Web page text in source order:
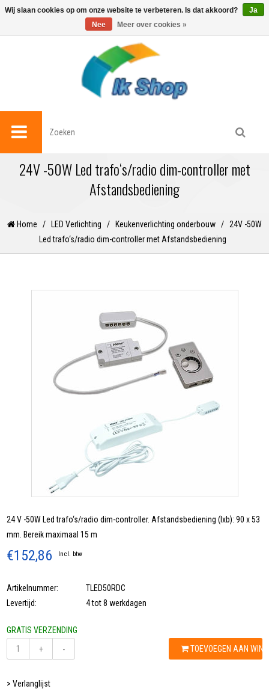
0
24V -50W Led trafo‘s/radio dim-controller met
Afstandsbediening
Home / LED Verlichting / Keukenverlichting onderbouw / 24V -50W
Led trafo‘s/radio dim-controller met Afstandsbediening
24 V -50W Led trafo‘s/radio dim-controller. Afstandsbediening (lxb): 90 x 53
mm. Bereik maximaal 15 m
€152,86 Incl. btw
Artikelnummer:
TLED50RDC
Levertijd:
4 tot 8 werkdagen
GRATIS VERZENDING
+
- TOEVOEGEN AAN
> Verlanglijst
Wij slaan cookies op om onze website te verbeteren. Is dat akkoord?
Ja
Nee
Meer over cookies »